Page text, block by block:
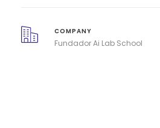
COMPANY
Fundador Ai Lab School